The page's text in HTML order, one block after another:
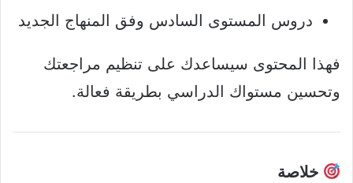
دروس المستوى السادس وفق المنهاج الجديد
فهذا المحتوى سيساعدك على تنظيم مراجعتك
وتحسين مستواك الدراسي بطريقة فعالة.
خلاصة